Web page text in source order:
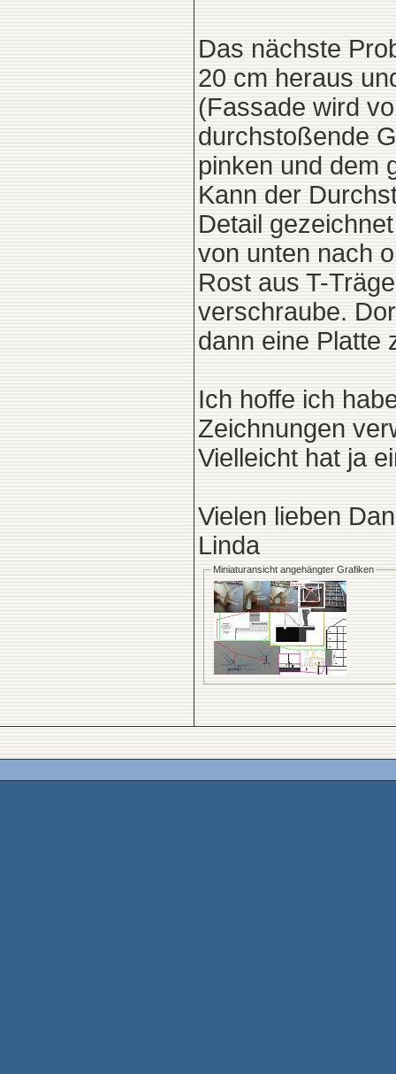
Das nächste
20 cm heraus
(Fassade wird
durchstoßende
pinken und dem
Kann der
Detail
von unten nach
Rost aus T-
verschraube.
dann eine Platte
Ich hoffe ich
Zeichnungen
Vielleicht hat ja
Vielen lieben
Linda
Miniaturansicht angehängter Grafiken